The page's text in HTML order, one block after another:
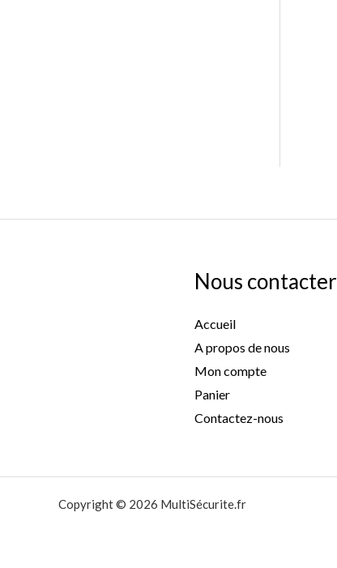
Nous contacter
Accueil
A propos de nous
Mon compte
Panier
Contactez-nous
Copyright © 2026 MultiSécurite.fr